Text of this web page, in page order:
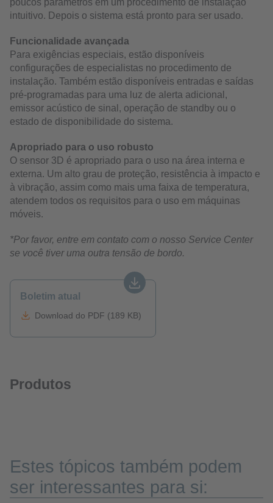
intuitivo. Depois o sistema está pronto para ser usado.
Funcionalidade avançada
Para exigências especiais, estão disponíveis
configurações de especialistas no procedimento de
instalação. Também estão disponíveis entradas e saídas
pré-programadas para uma luz de alerta adicional,
emissor acústico de sinal, operação de standby ou o
estado de disponibilidade do sistema.
Apropriado para o uso robusto
O sensor 3D é apropriado para o uso na área interna e
externa. Um alto grau de proteção, resistência à impacto e
à vibração, assim como mais uma faixa de temperatura,
atendem todos os requisitos para o uso em máquinas
móveis.
*Por favor, entre em contato com o nosso Service Center
se você tiver uma outra tensão de bordo.
Boletim atual
Download do PDF (189 KB)
Produtos
Estes tópicos também podem
ser interessantes para si: